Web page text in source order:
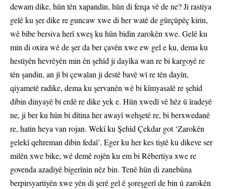
dewam dike, hûn tên xapandin, hûn di ferqa vê de ne? Ji rastiya
gelê ku şer dike re guncaw xwe di her watê de gûrçûpêç kirin,
wê bibe bersiva herî xweş ku hûn bidin zarokên xwe. Gelê ku
min di oxira wê de şer da ber çavên xwe ew gel e ku, dema ku
hestiyên hevrêyên min ên şehîd ji dayîka wan re bi kargoyê re
tên şandin, an jî bi çewalan ji destê bavê wî re tên dayîn,
qiyametê radike, dema ku şervanên wê bi kîmyasalê re şehîd
dibin dinyayê bi erdê re dike yek e. Hûn xwedî vê hêz û îradeyê
ne, ji ber ku hûn bi dîtina her awayî wehşetê re, bi berxwedanê
re, hatin heya van rojan. Wekî ku Şehîd Çekdar got ‘Zarokên
gelekî qehreman dibin fedaî’. Eger ku her kes tiştê ku dikeve ser
milên xwe bike, wê demê rojên ku em bi Rêbertiya xwe re
govenda azadiyê bigerînin nêz bin. Tenê hûn di zanebûna
berpirsyartiyên xwe yên di şerê gel ê şoreşgerî de bin û zarokên